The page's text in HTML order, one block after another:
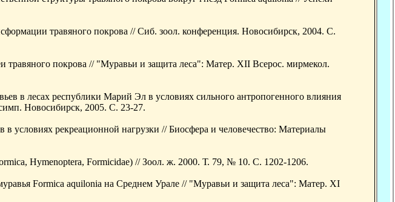
травяного покрова // Сиб. зоол. конференция. Новосибирск, 2004. С.
травяного покрова // "Муравьи и защита леса": Матер. XII Всерос. мирмекол.
в лесах республики Марий Эл в условиях сильного антропогенного влияния
Новосибирск, 2005. С. 23-27.
условиях рекреационной нагрузки // Биосфера и человечество: Материалы
Hymenoptera, Formicidae) // Зоол. ж. 2000. Т. 79, № 10. С. 1202-1206.
Formica aquilonia на Среднем Урале // "Муравьи и защита леса": Матер. XI